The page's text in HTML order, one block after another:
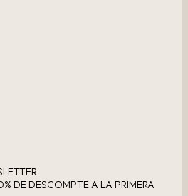
DE DESCOMPTE A LA PRIMERA